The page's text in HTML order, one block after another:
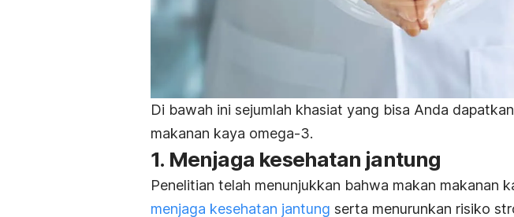
Di bawah ini sejumlah khasiat yang bisa Anda
makanan kaya omega-3.
1. Menjaga kesehatan jantung
Penelitian telah menunjukkan bahwa makan makanan
menjaga kesehatan jantung serta menurunkan risiko